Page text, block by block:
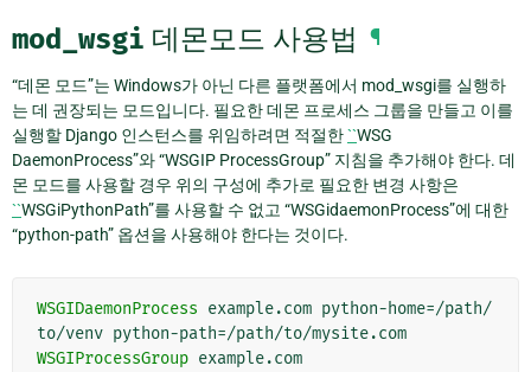
mod_wsgi 데몬모드 사용법 ¶
“데몬 모드”는 Windows가 아닌 다른 플랫폼에서 mod_wsgi를 실행하
는 데 권장되는 모드입니다. 필요한 데몬 프로세스 그룹을 만들고 이를
실행할 Django 인스턴스를 위임하려면 적절한``WSG
DaemonProcess”와 “WSGIP ProcessGroup” 지침을 추가해야 한다. 데
몬 모드를 사용할 경우 위의 구성에 추가로 필요한 변경 사항은
``WSGiPythonPath”를 사용할 수 없고 “WSGidaemonProcess”에 대한
“python-path” 옵션을 사용해야 한다는 것이다.
WSGIDaemonProcess example.com python-home=/path/
to/venv
WSGIProcessGroup